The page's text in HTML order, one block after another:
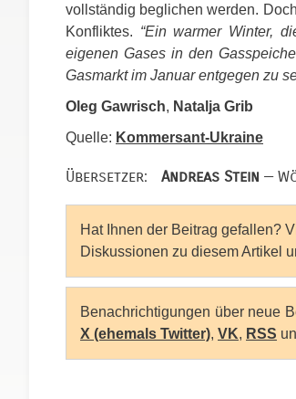
vollständig beglichen werden.
Konfliktes. “Ein warmer Winter,
eigenen Gases in den
Gasmarkt im Januar entgegen zu
Oleg Gawrisch, Natalja Grib
Quelle: Kommersant-Ukraine
Übersetzer: Andreas Stein —
Hat Ihnen der Beitrag gefallen?
Diskussionen zu diesem Artikel
Benachrichtigungen über neue
X (ehemals Twitter), VK, RSS